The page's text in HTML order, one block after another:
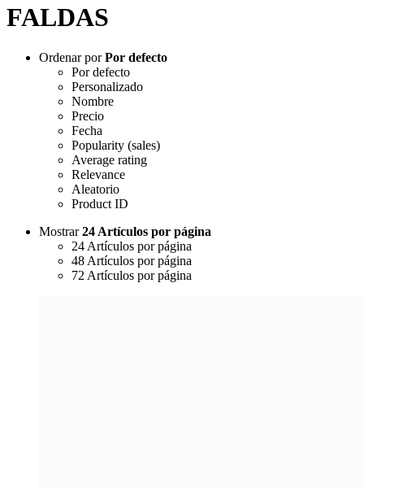
FALDAS
Ordenar porPor defecto
Por defecto
Personalizado
Nombre
Precio
Fecha
Popularity (sales)
Average rating
Relevance
Aleatorio
Product ID
Mostrar24 Artículos por página
24 Artículos por página
48 Artículos por página
72 Artículos por página